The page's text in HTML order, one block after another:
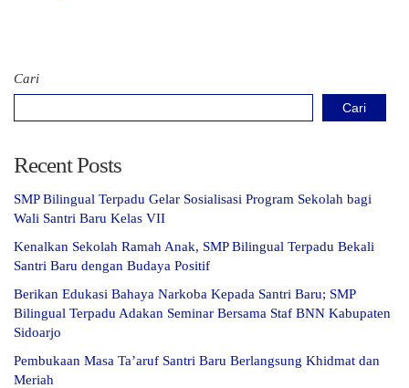
Cari
Cari
Recent Posts
SMP Bilingual Terpadu Gelar Sosialisasi Program Sekolah bagi
Wali Santri Baru Kelas VII
Kenalkan Sekolah Ramah Anak, SMP Bilingual Terpadu Bekali
Santri Baru dengan Budaya Positif
Berikan Edukasi Bahaya Narkoba Kepada Santri Baru; SMP
Bilingual Terpadu Adakan Seminar Bersama Staf BNN Kabupaten
Sidoarjo
Pembukaan Masa Ta’aruf Santri Baru Berlangsung Khidmat dan
Meriah